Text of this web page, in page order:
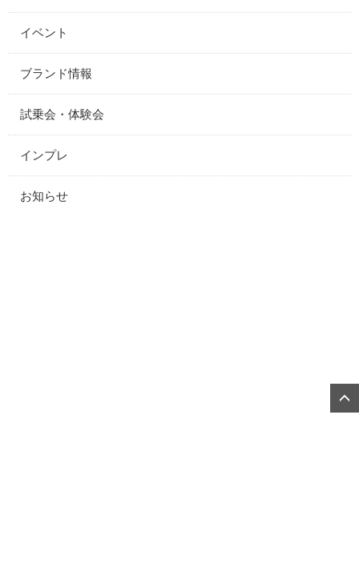
イベント
ブランド情報
試乗会・体験会
インプレ
お知らせ